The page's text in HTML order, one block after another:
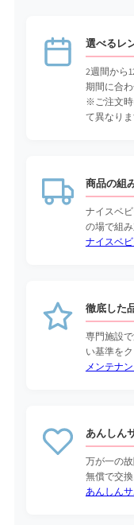
選べるレ
2週間から
期間に合
※ご注文時
て異なりま
商品の組
ナイスベ
の場で組
ナイスベ
徹底した
専門施設
い基準を
メンテナ
あんしん
万が一の
無償で交
あんしん